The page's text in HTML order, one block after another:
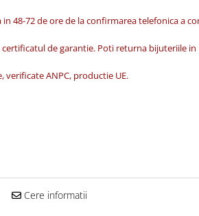
48-72 de ore de la confirmarea telefonica a
de garantie. Poti returna bijuteriile in
verificate ANPC, productie UE.
Cere informatii